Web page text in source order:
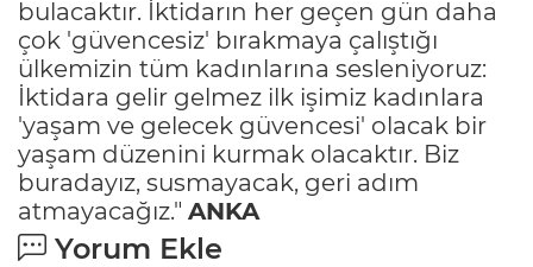
bulacaktır. İktidarın her geçen gün daha
çok 'güvencesiz' bırakmaya çalıştığı
ülkemizin tüm kadınlarına sesleniyoruz:
İktidara gelir gelmez ilk işimiz kadınlara
'yaşam ve gelecek güvencesi' olacak bir
yaşam düzenini kurmak olacaktır. Biz
buradayız, susmayacak, geri adım
atmayacağız." ANKA
Yorum Ekle